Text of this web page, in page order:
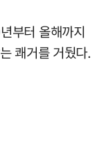
부터 올해까지
쾌거를 거뒀다.